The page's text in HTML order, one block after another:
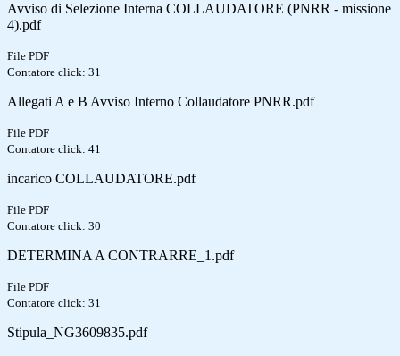
Avviso di Selezione Interna COLLAUDATORE (PNRR - missione
4).pdf
File PDF
Contatore click: 31
Allegati A e B Avviso Interno Collaudatore PNRR.pdf
File PDF
Contatore click: 41
incarico COLLAUDATORE.pdf
File PDF
Contatore click: 30
DETERMINA A CONTRARRE_1.pdf
File PDF
Contatore click: 31
Stipula_NG3609835.pdf